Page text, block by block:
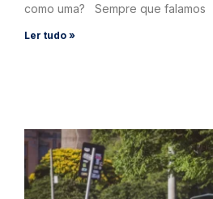
como uma? Sempre que falamos
Ler tudo »